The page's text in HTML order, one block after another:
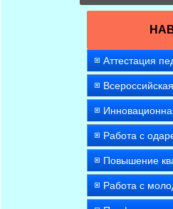
Аттестация
Работа с
Повышение
Работа с